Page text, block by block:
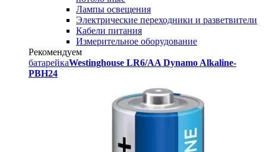
Лампы освещения
Электрические переходники и разветвители
Кабели питания
Измерительное оборудование
Рекомендуем
батарейкаWestinghouse LR6/AA Dynamo Alkaline-
PBH24